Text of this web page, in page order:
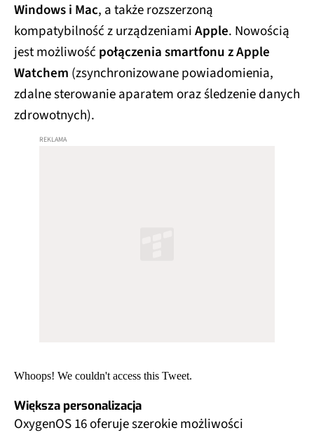
Windows i Mac, a także rozszerzoną
kompatybilność z urządzeniamiApple. Nowością
jest możliwość połączenia smartfonu z Apple
Watchem (zsynchronizowane powiadomienia,
zdalne sterowanie aparatem oraz śledzenie danych
zdrowotnych).
Whoops! We couldn't access this Tweet.
Większa personalizacja
OxygenOS 16 oferuje szerokie możliwości